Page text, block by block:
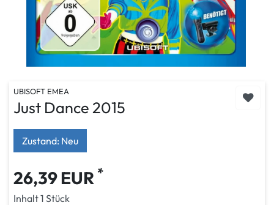
UBISOFT EMEA
Just Dance 2015
Zustand: Neu
26,39 EUR *
Inhalt1 Stück